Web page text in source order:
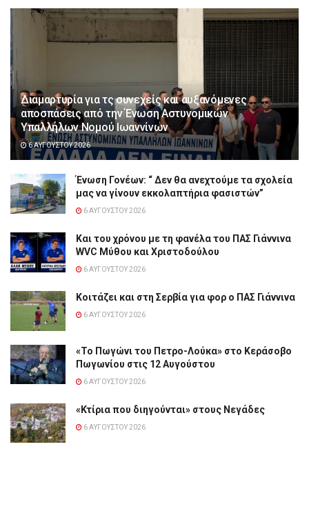
Διαμαρτυρία για τς συνεχείς και αυξανόμενες
αποσπάσεις από την Ένωση Αστυνομικών
Υπαλλήλων Νομού Ιωαννίνων
6 ΑΥΓΟΎΣΤΟΥ 2026
Ένωση Γονέων: “ Δεν θα ανεχτούμε τα σχολεία
μας να γίνουν εκκολαπτήρια φασιστών”
6 ΑΥΓΟΎΣΤΟΥ 2026
Και του χρόνου με τη φανέλα του ΠΑΣ Γιάννινα
WVC Μύθου και Χριστοδούλου
6 ΑΥΓΟΎΣΤΟΥ 2026
Κοιτάζει και στη Σερβία για φορ ο ΠΑΣ Γιάννινα
6 ΑΥΓΟΎΣΤΟΥ 2026
«Το Πωγώνι του Πετρο-Λούκα» στο Κεράσοβο
Πωγωνίου στις 12 Αυγούστου
6 ΑΥΓΟΎΣΤΟΥ 2026
«Κτίρια που διηγούνται» στους Νεγάδες
6 ΑΥΓΟΎΣΤΟΥ 2026